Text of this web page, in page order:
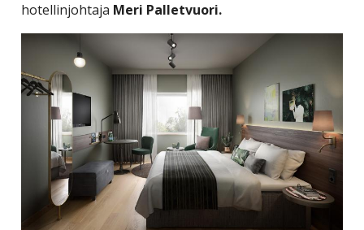
hotellinjohtaja Meri Palletvuori.